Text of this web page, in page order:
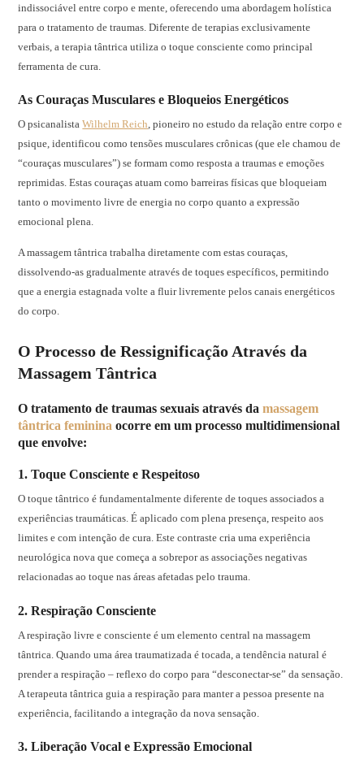
indissociável entre corpo e mente, oferecendo uma abordagem holística
para o tratamento de traumas. Diferente de terapias exclusivamente
verbais, a terapia tântrica utiliza o toque consciente como principal
ferramenta de cura.
As Couraças Musculares e Bloqueios Energéticos
O psicanalistaWilhelm Reich, pioneiro no estudo da relação entre corpo e
psique, identificou como tensões musculares crônicas (que ele chamou de
“couraças musculares”) se formam como resposta a traumas e emoções
reprimidas. Estas couraças atuam como barreiras físicas que bloqueiam
tanto o movimento livre de energia no corpo quanto a expressão
emocional plena.
A massagem tântrica trabalha diretamente com estas couraças,
dissolvendo-as gradualmente através de toques específicos, permitindo
que a energia estagnada volte a fluir livremente pelos canais energéticos
do corpo.
O Processo de Ressignificação Através da
Massagem Tântrica
O tratamento de traumas sexuais através damassagem
tântrica feminina ocorre em um processo multidimensional
que envolve:
1. Toque Consciente e Respeitoso
O toque tântrico é fundamentalmente diferente de toques associados a
experiências traumáticas. É aplicado com plena presença, respeito aos
limites e com intenção de cura. Este contraste cria uma experiência
neurológica nova que começa a sobrepor as associações negativas
relacionadas ao toque nas áreas afetadas pelo trauma.
2. Respiração Consciente
A respiração livre e consciente é um elemento central na massagem
tântrica. Quando uma área traumatizada é tocada, a tendência natural é
prender a respiração – reflexo do corpo para “desconectar-se” da sensação.
A terapeuta tântrica guia a respiração para manter a pessoa presente na
experiência, facilitando a integração da nova sensação.
3. Liberação Vocal e Expressão Emocional